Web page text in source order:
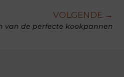
VOLGENDE →
van de perfecte kookpannen